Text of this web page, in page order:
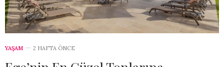
YAŞAM 2 HAFTA ÖNCE